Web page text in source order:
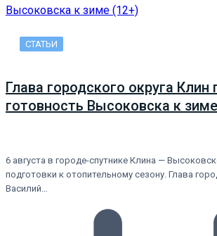
СТАТЬИ
Глава городского округа Клин
готовность Высоковска к
6 августа в городе-спутнике Клина —
подготовки к отопительному сезону. Глава
Василий…